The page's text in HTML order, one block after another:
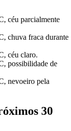
céu parcialmente
chuva fraca durante
céu claro.
possibilidade de
nevoeiro pela
30